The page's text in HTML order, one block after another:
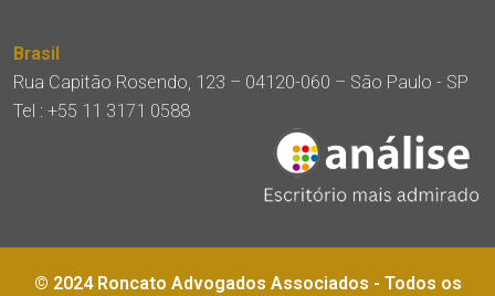
Brasil
Rua Capitão Rosendo, 123 – 04120-060 – São Paulo - SP
Tel : +55 11 3171 0588
© 2024 Roncato Advogados Associados - Todos os